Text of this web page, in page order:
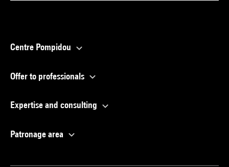
Centre Pompidou
Offer to professionals
Expertise and consulting
Patronage area